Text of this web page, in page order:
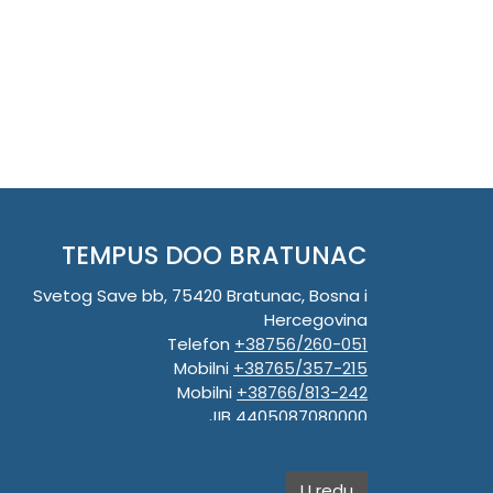
TEMPUS DOO BRATUNAC
Svetog Save bb, 75420 Bratunac, Bosna i
Hercegovina
Telefon +38756/260-051
Mobilni +38765/357-215
Mobilni +38766/813-242
JIB 4405087080000